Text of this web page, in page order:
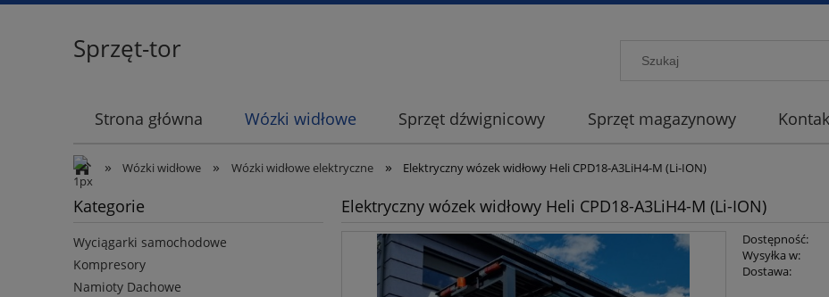
Sprzęt-tor
Strona główna Wózki widłowe Sprzęt dźwignicowy Sprzęt magazynowy
» Wózki widłowe » Wózki widłowe elektryczne » Elektryczny wózek widłowy Heli CPD18-A3LiH4-M (Li-ION)
Kategorie
Wyciągarki samochodowe
Kompresory
Namioty Dachowe
Elektryczny wózek widłowy Heli CPD18-A3LiH4-M (Li-ION)
Dostępność:
Wysyłka w:
Dostawa: